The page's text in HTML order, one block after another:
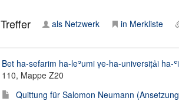
Treffer als Netzwerk in Merkliste
Bet ha-sefarim ha-leʾumi ṿe-ha-universiṭẚi ha-
110, Mappe Z20
Quittung für Salomon Neumann